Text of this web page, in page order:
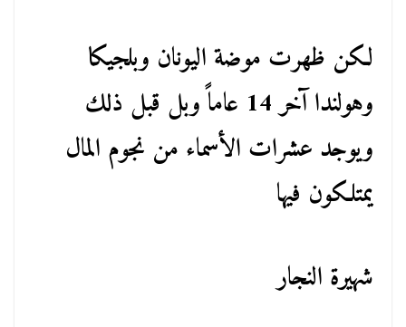
لكن ظهرت موضة اليونان وبلجيكا
وهولندا آخر 14 عاماً وبل قبل ذلك
ويوجد عشرات الأسماء من نجوم المال
يمتلكون فيها
شهيرة النجار